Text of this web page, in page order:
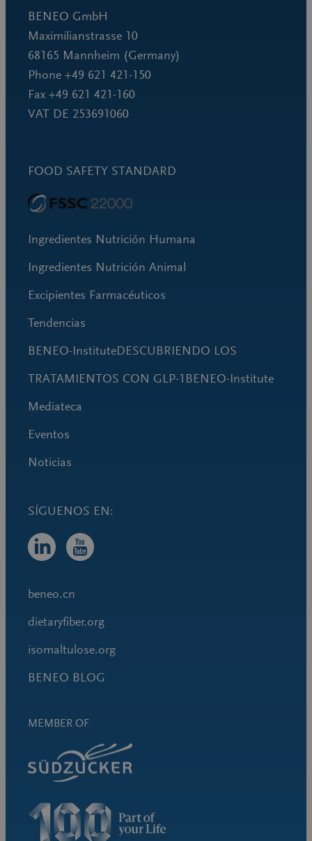
BENEO GmbH
Maximilianstrasse 10
68165 Mannheim (Germany)
Phone +49 621 421-150
Fax +49 621 421-160
VAT DE 253691060
FOOD SAFETY STANDARD
Ingredientes Nutrición Humana
Ingredientes Nutrición Animal
Excipientes Farmacéuticos
Tendencias
BENEO-InstituteDESCUBRIENDO LOS
TRATAMIENTOS CON GLP-1BENEO-Institute
Mediateca
Eventos
Noticias
beneo.cn
dietaryfiber.org
isomaltulose.org
BENEO BLOG
MEMBER OF